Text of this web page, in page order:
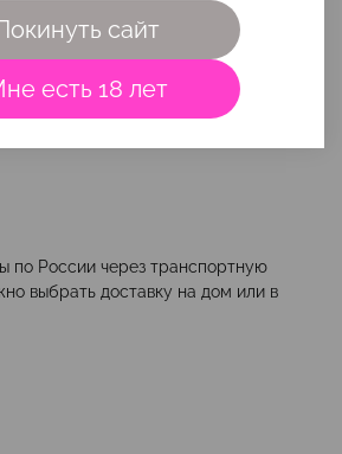
косметика вам максимально
консультациюили напиши свой вопрос
.
по России через транспортную
выбрать доставку на дом или в
сайт
есть 18 лет